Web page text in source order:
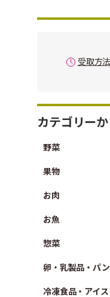
受取方
カテゴリー
野菜
果物
お肉
お魚
惣菜
卵・乳製品・パン
冷凍食品・アイス